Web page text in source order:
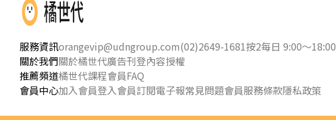
服務資訊orangevip@udngroup.com(02)2649-1681按2每日 9:00～18:00
關於我們關於橘世代廣告刊登內容授權
推薦頻道橘世代課程會員FAQ
會員中心加入會員登入會員訂閱電子報常見問題會員服務條款隱私政策